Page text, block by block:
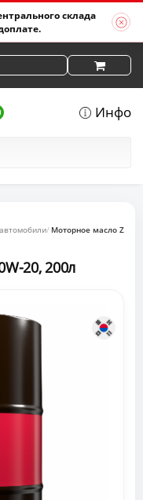
склада
Инфо
Моторное масло ZIC
20, 200л